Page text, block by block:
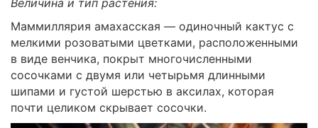
Маммиллярия амахасская — одиночный кактус с
мелкими розоватыми цветками, расположенными
в виде венчика, покрыт многочисленными
сосочками с двумя или четырьмя длинными
шипами и густой шерстью в аксилах, которая
почти целиком скрывает сосочки.